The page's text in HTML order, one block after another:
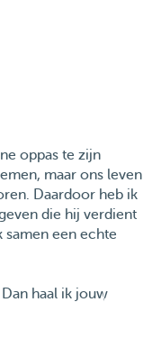
oppas te zijn
maar ons leven
Daardoor heb ik
die hij verdient
samen een echte
haal ik jouw